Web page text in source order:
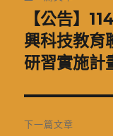
章
導
覽
一
篇
章:
【公告】
興科技教育
研習實施計
下一篇文章